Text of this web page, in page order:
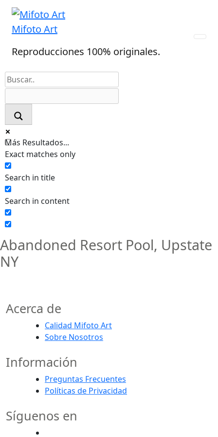
Skip
content
Mifoto Art
Reproducciones 100% originales.
Más Resultados...
Exact matches only
Search in title
Search in content
Abandoned Resort Pool, Upstate
NY
Acerca de
Calidad Mifoto Art
Sobre Nosotros
Información
Preguntas Frecuentes
Políticas de Privacidad
Síguenos en